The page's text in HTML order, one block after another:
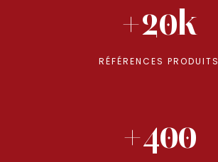
+20k
RÉFÉRENCES PRODUITS
+400